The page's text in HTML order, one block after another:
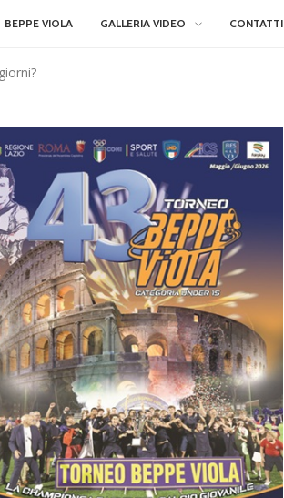
BEPPE VIOLA GALLERIA VIDEO CONTATTI